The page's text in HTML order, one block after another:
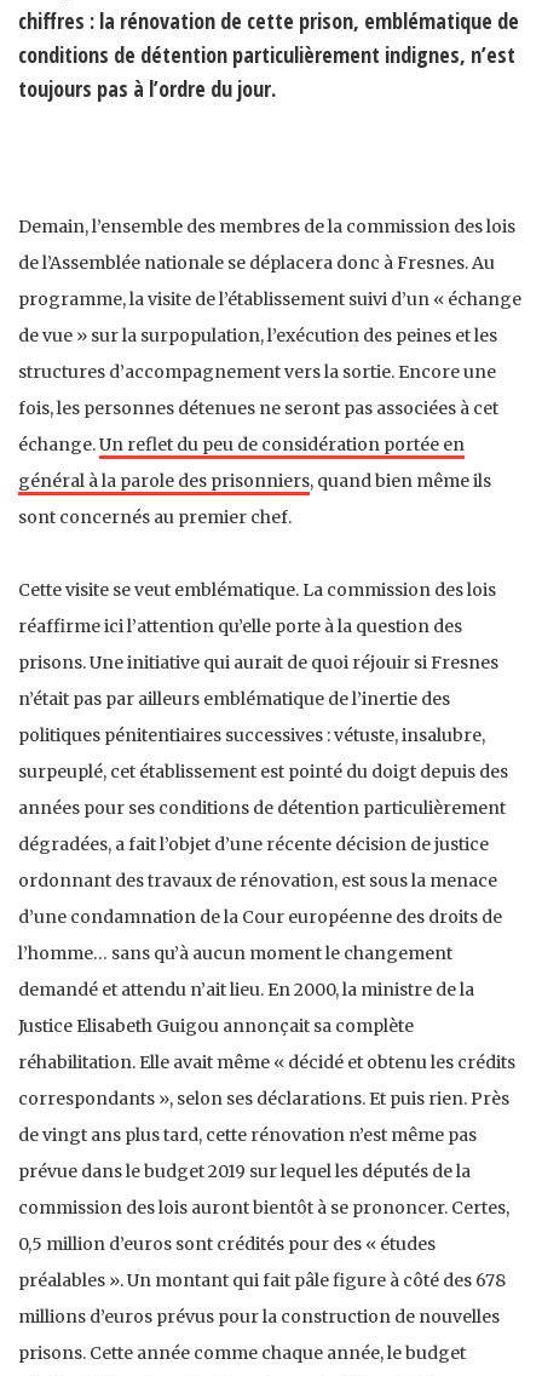
chiffres : la rénovation de cette prison, emblématique de
conditions de détention particulièrement indignes, n’est
toujours pas à l’ordre du jour.
Demain, l’ensemble des membres de la commission des lois
de l’Assemblée nationale se déplacera donc à Fresnes. Au
programme, la visite de l’établissement suivi d’un « échange
de vue » sur la surpopulation, l’exécution des peines et les
structures d’accompagnement vers la sortie. Encore une
fois, les personnes détenues ne seront pas associées à cet
échange.Un reflet du peu de considération portée en
général à la parole des prisonniers, quand bien même ils
sont concernés au premier chef.
Cette visite se veut emblématique. La commission des lois
réaffirme ici l’attention qu’elle porte à la question des
prisons. Une initiative qui aurait de quoi réjouir si Fresnes
n’était pas par ailleurs emblématique de l’inertie des
politiques pénitentiaires successives : vétuste, insalubre,
surpeuplé, cet établissement est pointé du doigt depuis des
années pour ses conditions de détention particulièrement
dégradées, a fait l’objet d’une récente décision de justice
ordonnant des travaux de rénovation, est sous la menace
d’une condamnation de la Cour européenne des droits de
l’homme… sans qu’à aucun moment le changement
demandé et attendu n’ait lieu. En 2000, la ministre de la
Justice Elisabeth Guigou annonçait sa complète
réhabilitation. Elle avait même « décidé et obtenu les crédits
correspondants », selon ses déclarations. Et puis rien. Près
de vingt ans plus tard, cette rénovation n’est même pas
prévue dans le budget 2019 sur lequel les députés de la
commission des lois auront bientôt à se prononcer. Certes,
0,5 million d’euros sont crédités pour des « études
préalables ». Un montant qui fait pâle figure à côté des 678
millions d’euros prévus pour la construction de nouvelles
prisons. Cette année comme chaque année, le budget